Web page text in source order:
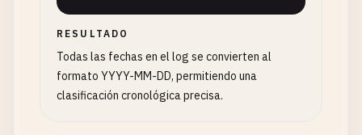
RESULTADO
Todas las fechas en el log se convierten al
formato YYYY-MM-DD, permitiendo una
clasificación cronológica precisa.